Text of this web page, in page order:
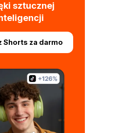
sztucznej
Shorts za darmo